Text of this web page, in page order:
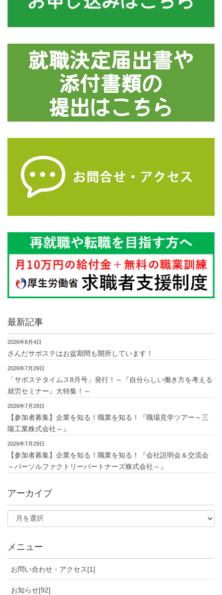
最新記事
2026年8月4日
さんだサポステはお盆期間も開所しています！
2026年7月29日
「サポステタイムス8月号」発行！～『自分らしい働き方を考える
就労セミナー』大特集！～
2026年7月29日
【参加者募集】企業を知る！職業を知る！『職場見学ツアー～三
陽工業株式会社～』
2026年7月29日
【参加者募集】企業を知る！職業を知る！『会社説明会＆交流会
～パーソルファクトリーパートナーズ株式会社～』
アーカイブ
メニュー
お問い合わせ・アクセス[1]
お知らせ[92]